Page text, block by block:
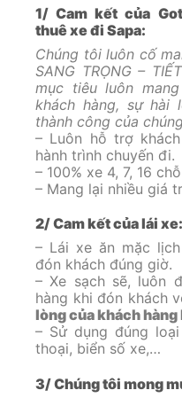
1/ Cam kết của
thuê xe đi Sapa:
Chúng tôi luôn cố
SANG TRỌNG –
mục tiêu luôn
khách hàng, sự hài
thành công của
– Luôn hỗ trợ
hành trình chuyến đi.
– 100% xe 4, 7, 16
– Mang lại nhiều giá
2/ Cam kết của lái xe:
– Lái xe ăn mặc
đón khách đúng giờ.
– Xe sạch sẽ, luôn
hàng khi đón khách
lòng của khách hàng
– Sử dụng đúng
thoại, biển số xe,…
3/ Chúng tôi mong